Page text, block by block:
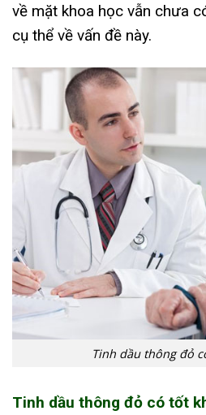
về mặt khoa học vẫn chưa
cụ thể về vấn đề này.
Tinh dầu thông đỏ
Tinh dầu thông đỏ có tốt